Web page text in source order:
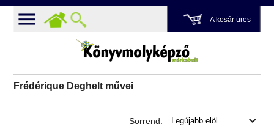
A kosár üres
Frédérique Deghelt művei
Sorrend: